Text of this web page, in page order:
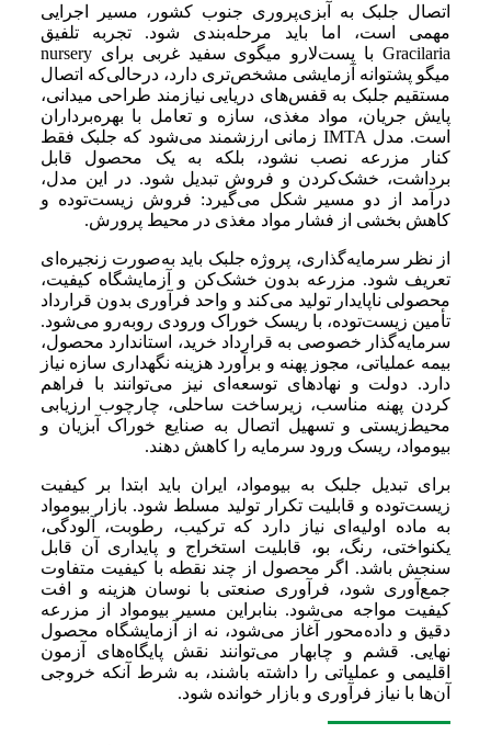
اتصال جلبک به آبزی‌پروری جنوب کشور، مسیر اجرایی
مهمی است، اما باید مرحله‌بندی شود. تجربه تلفیق
Gracilaria با پست‌لارو میگوی سفید غربی برای nursery
میگو پشتوانه آزمایشی مشخص‌تری دارد، درحالی‌که اتصال
مستقیم جلبک به قفس‌های دریایی نیازمند طراحی میدانی،
پایش جریان، مواد مغذی، سازه و تعامل با بهره‌برداران
است. مدل IMTA زمانی ارزشمند می‌شود که جلبک فقط
کنار مزرعه نصب نشود، بلکه به یک محصول قابل
برداشت، خشک‌کردن و فروش تبدیل شود. در این مدل،
درآمد از دو مسیر شکل می‌گیرد: فروش زیست‌توده و
کاهش بخشی از فشار مواد مغذی در محیط پرورش.
از نظر سرمایه‌گذاری، پروژه جلبک باید به‌صورت زنجیره‌ای
تعریف شود. مزرعه بدون خشک‌کن و آزمایشگاه کیفیت،
محصولی ناپایدار تولید می‌کند و واحد فرآوری بدون قرارداد
تأمین زیست‌توده، با ریسک خوراک ورودی روبه‌رو می‌شود.
سرمایه‌گذار خصوصی به قرارداد خرید، استاندارد محصول،
بیمه عملیاتی، مجوز پهنه و برآورد هزینه نگهداری سازه نیاز
دارد. دولت و نهادهای توسعه‌ای نیز می‌توانند با فراهم
کردن پهنه مناسب، زیرساخت ساحلی، چارچوب ارزیابی
محیط‌زیستی و تسهیل اتصال به صنایع خوراک آبزیان و
بیومواد، ریسک ورود سرمایه را کاهش دهند.
برای تبدیل جلبک به بیومواد، ایران باید ابتدا بر کیفیت
زیست‌توده و قابلیت تکرار تولید مسلط شود. بازار بیومواد
به ماده اولیه‌ای نیاز دارد که ترکیب، رطوبت، آلودگی،
یکنواختی، رنگ، بو، قابلیت استخراج و پایداری آن قابل
سنجش باشد. اگر محصول از چند نقطه با کیفیت متفاوت
جمع‌آوری شود، فرآوری صنعتی با نوسان هزینه و افت
کیفیت مواجه می‌شود. بنابراین مسیر بیومواد از مزرعه
دقیق و داده‌محور آغاز می‌شود، نه از آزمایشگاه محصول
نهایی. قشم و چابهار می‌توانند نقش پایگاه‌های آزمون
اقلیمی و عملیاتی را داشته باشند، به شرط آنکه خروجی
آن‌ها با نیاز فرآوری و بازار خوانده شود.